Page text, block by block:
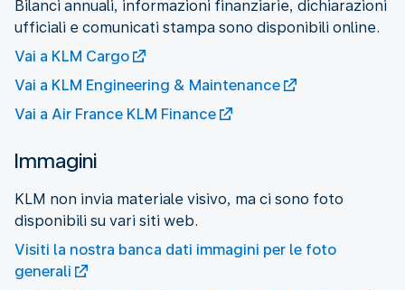
Bilanci annuali, informazioni finanziarie, dichiarazioni
ufficiali e comunicati stampa sono disponibili online.
Vai a KLM Cargo
Vai a KLM Engineering & Maintenance
Vai a Air France KLM Finance
Immagini
KLM non invia materiale visivo, ma ci sono foto
disponibili su vari siti web.
Visiti la nostra banca dati immagini per le foto
generali